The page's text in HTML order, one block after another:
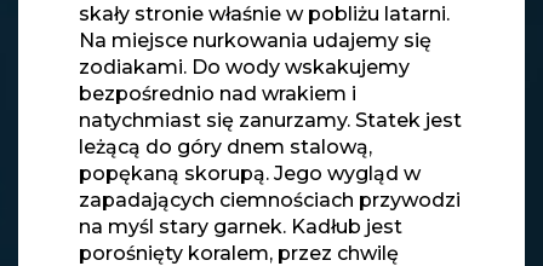
skały stronie właśnie w pobliżu latarni.
Na miejsce nurkowania udajemy się
zodiakami. Do wody wskakujemy
bezpośrednio nad wrakiem i
natychmiast się zanurzamy. Statek jest
leżącą do góry dnem stalową,
popękaną skorupą. Jego wygląd w
zapadających ciemnościach przywodzi
na myśl stary garnek. Kadłub jest
porośnięty koralem, przez chwilę